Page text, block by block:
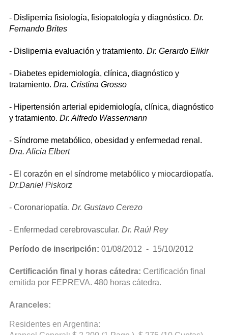
- Dislipemia fisiología, fisiopatología y diagnóstico. Dr.
Fernando Brites
- Dislipemia evaluación y tratamiento. Dr. Gerardo Elikir
- Diabetes epidemiología, clínica, diagnóstico y
tratamiento. Dra. Cristina Grosso
- Hipertensión arterial epidemiología, clínica, diagnóstico
y tratamiento. Dr. Alfredo Wassermann
- Síndrome metabólico, obesidad y enfermedad renal.
Dra. Alicia Elbert
- El corazón en el síndrome metabólico y miocardiopatía.
Dr.Daniel Piskorz
- Coronariopatía. Dr. Gustavo Cerezo
- Enfermedad cerebrovascular. Dr. Raúl Rey
Período de inscripción: 01/08/2012 - 15/10/2012
Certificación final y horas cátedra: Certificación final
emitida por FEPREVA. 480 horas cátedra.
Aranceles:
Residentes en Argentina: